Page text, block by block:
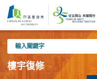
內
入
關
鍵
樓宇復修